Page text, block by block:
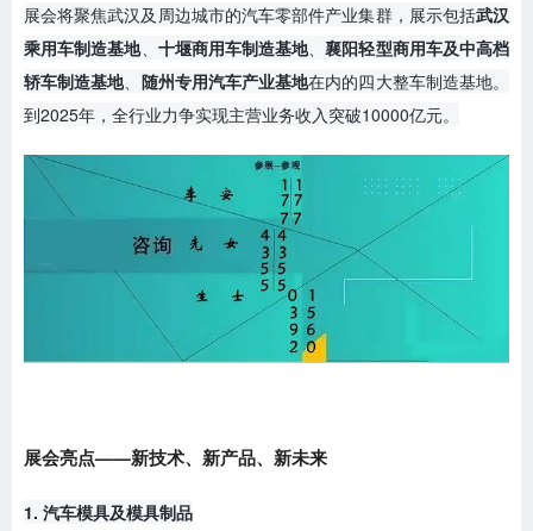
展会将聚焦武汉及周边城市的汽车零部件产业集群，展示包括武汉
乘用车制造基地、 十堰商用车制造基地 、襄阳轻型商用车及中高档
轿车制造基地
随州专用汽车产业基地在内的四大整车制造基地。
到2025年，全行业力争实现主营业务收入突破10000亿元。
展会亮点——新技术、新产品、新未来
1. 汽车模具及模具制品